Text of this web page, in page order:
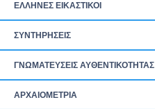
ΕΛΛΗΝΕΣ ΕΙΚΑΣΤΙΚΟΙ
ΣΥΝΤΗΡΗΣΕΙΣ
ΓΝΩΜΑΤΕΥΣΕΙΣ ΑΥΘΕΝΤΙΚΟΤΗΤΑΣ
ΑΡΧΑΙΟΜΕΤΡΙΑ